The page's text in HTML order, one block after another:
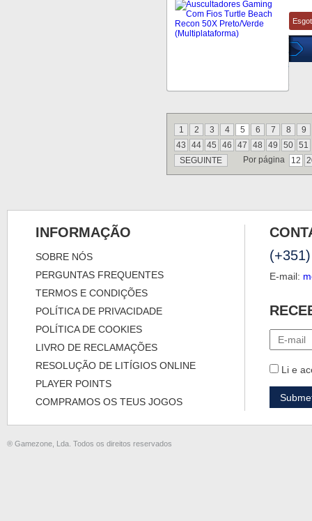
1 2 3 4 5 6 7 8
9
43
44 45 46 47 48 49 50 51
SEGUINTE
Por página 12
INFORMAÇÃO
SOBRE NÓS
PERGUNTAS FREQUENTES
TERMOS E CONDIÇÕES
POLÍTICA DE PRIVACIDADE
POLÍTICA DE COOKIES
LIVRO DE RECLAMAÇÕES
RESOLUÇÃO DE LITÍGIOS ONLINE
PLAYER POINTS
COMPRAMOS OS TEUS JOGOS
E-mail:
Li e
® Gamezone, Lda. Todos os direitos reservados